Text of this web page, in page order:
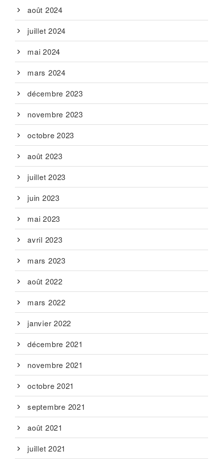
août 2024
juillet 2024
mai 2024
mars 2024
décembre 2023
novembre 2023
octobre 2023
août 2023
juillet 2023
juin 2023
mai 2023
avril 2023
mars 2023
août 2022
mars 2022
janvier 2022
décembre 2021
novembre 2021
octobre 2021
septembre 2021
août 2021
juillet 2021